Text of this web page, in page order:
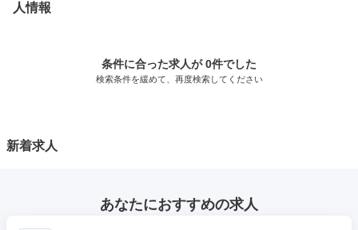
人情報
条件に合った求人が 0件でした
検索条件を緩めて、再度検索してください
新着求人
あなたにおすすめの求人